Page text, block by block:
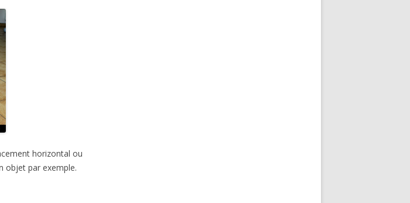
horizontal ou
objet par exemple.